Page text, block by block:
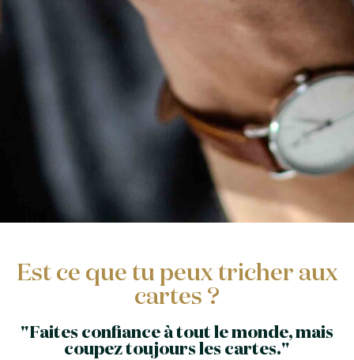
Est ce que tu peux tricher aux
cartes ?
"Faites confiance à tout le monde, mais
coupez toujours les cartes."